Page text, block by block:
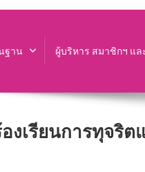
ฐาน ผู้บริหาร สมาชิกฯ แล
งเรียนการทุจริ